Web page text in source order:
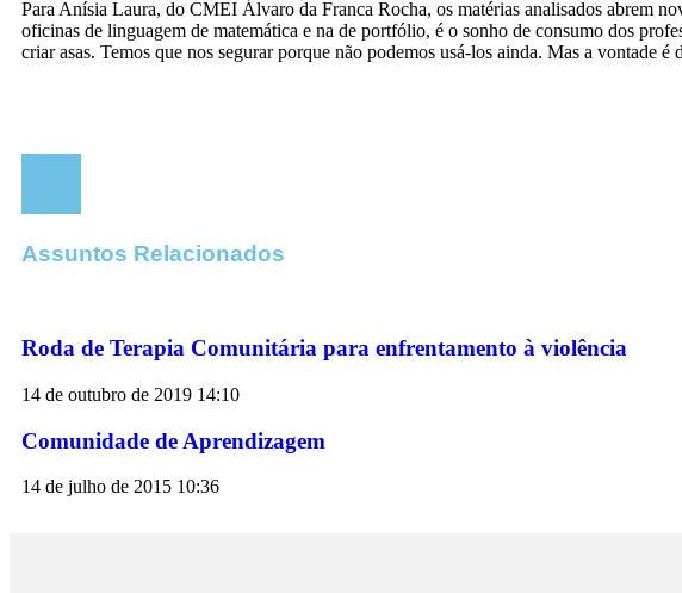
Para Anísia Laura, do CMEI Álvaro da Franca Rocha, os matérias analisados abrem
oficinas de linguagem de matemática e na de portfólio, é o sonho de consumo dos
criar asas. Temos que nos segurar porque não podemos usá-los ainda. Mas a vontade é
Assuntos Relacionados
Roda de Terapia Comunitária para enfrentamento à violência
14 de outubro de 2019 14:10
Comunidade de Aprendizagem
14 de julho de 2015 10:36